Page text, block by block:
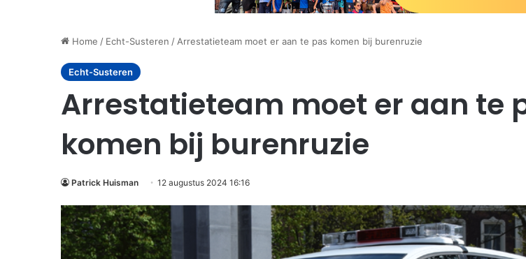
Home / Echt-Susteren / Arrestatieteam moet er aan te pas komen bij burenruzie
Echt-Susteren
Arrestatieteam moet er aan te
komen bij burenruzie
Patrick Huisman 12 augustus 2024 16:16